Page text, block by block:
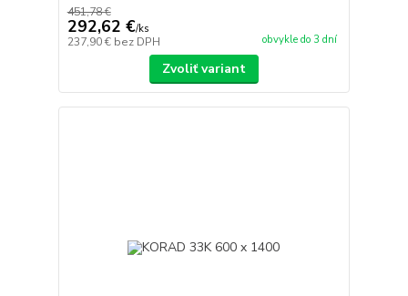
451,78 €
292,62 €/ks
237,90 € bez DPH obvykle do 3 dní
Zvoliť variant